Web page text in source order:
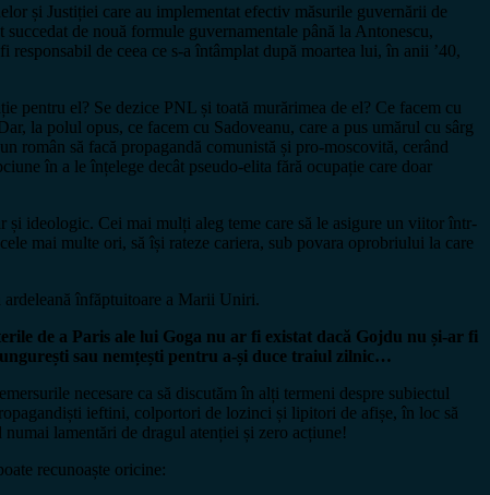
și Justiției care au implementat efectiv măsurile guvernării de
de nouă formule guvernamentale până la Antonescu,
de ceea ce s-a întâmplat după moartea lui, în anii ’40,
pentru el? Se dezice PNL și toată murărimea de el? Ce facem cu
la polul opus, ce facem cu Sadoveanu, care a pus umărul cu sârg
român să facă propagandă comunistă și pro-moscovită, cerând
în a le înțelege decât pseudo-elita fără ocupație care doar
ideologic. Cei mai mulți aleg teme care să le asigure un viitor într-
mai multe ori, să își rateze cariera, sub povara oprobriului la care
ardeleană înfăptuitoare a Marii Uniri.
de a Paris ale lui Goga nu ar fi existat dacă Gojdu nu și-ar fi
sau nemțești pentru a-și duce traiul zilnic…
necesare ca să discutăm în alți termeni despre subiectul
ieftini, colportori de lozinci și lipitori de afișe, în loc să
lamentări de dragul atenției și zero acțiune!
recunoaște oricine: